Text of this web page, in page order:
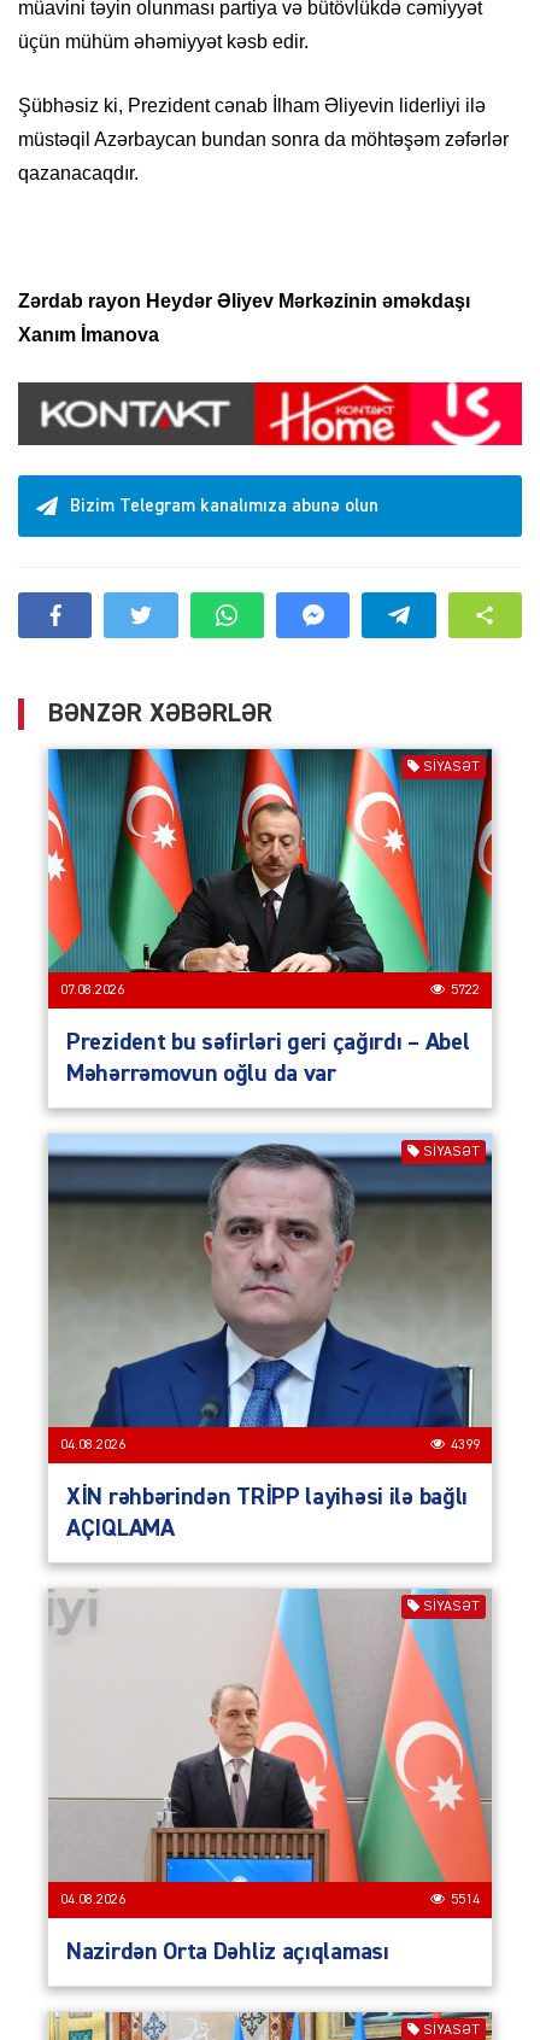
müavini təyin olunması partiya və bütövlükdə cəmiyyət
üçün mühüm əhəmiyyət kəsb edir.
Şübhəsiz ki, Prezident cənab İlham Əliyevin liderliyi ilə
müstəqil Azərbaycan bundan sonra da möhtəşəm zəfərlər
qazanacaqdır.
Zərdab rayon Heydər Əliyev Mərkəzinin əməkdaşı
Xanım İmanova
Bizim Telegram kanalımıza abunə olun
BƏNZƏR XƏBƏRLƏR
SIYASƏT
07.08.2026 5722
Prezident bu səfirləri geri çağırdı – Abel
Məhərrəmovun oğlu da var
SIYASƏT
04.08.2026 4399
XİN rəhbərindən TRİPP layihəsi ilə bağlı
AÇIQLAMA
SIYASƏT
04.08.2026 5514
Nazirdən Orta Dəhliz açıqlaması
SIYASƏT